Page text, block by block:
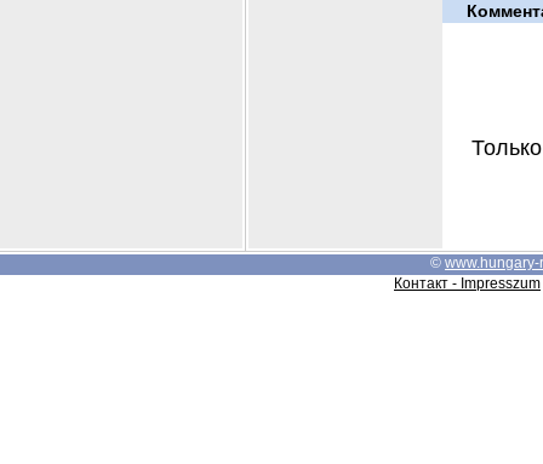
© www.hungary-
Контакт - Impresszum